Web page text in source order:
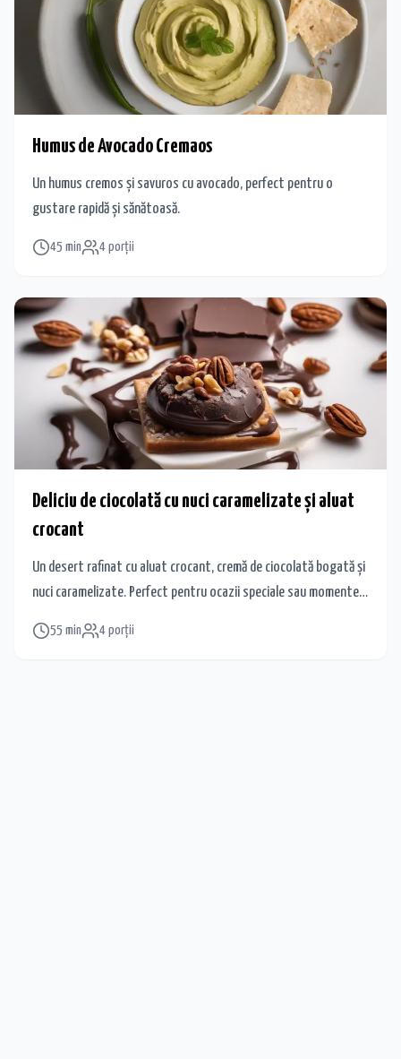
Humus de Avocado Cremaos
Un humus cremos și savuros cu avocado, perfect pentru o
gustare rapidă și sănătoasă.
45 min 4 porții
Deliciu de ciocolată cu nuci caramelizate și aluat
crocant
Un desert rafinat cu aluat crocant, cremă de ciocolată bogată și
nuci caramelizate. Perfect pentru ocazii speciale sau momente
55 min 4 porții